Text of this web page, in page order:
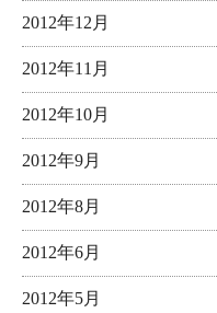
2012年12月
2012年11月
2012年10月
2012年9月
2012年8月
2012年6月
2012年5月